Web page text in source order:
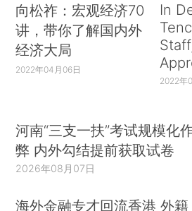
向松祚：宏观经济70
讲，带你了解国内外
经济大局
2022年04月06日
In
2022年
河南“三支一扶”考试规模化
弊 内外勾结提前获取试卷
2026年08月07日
海外金融专才回流香港 外籍